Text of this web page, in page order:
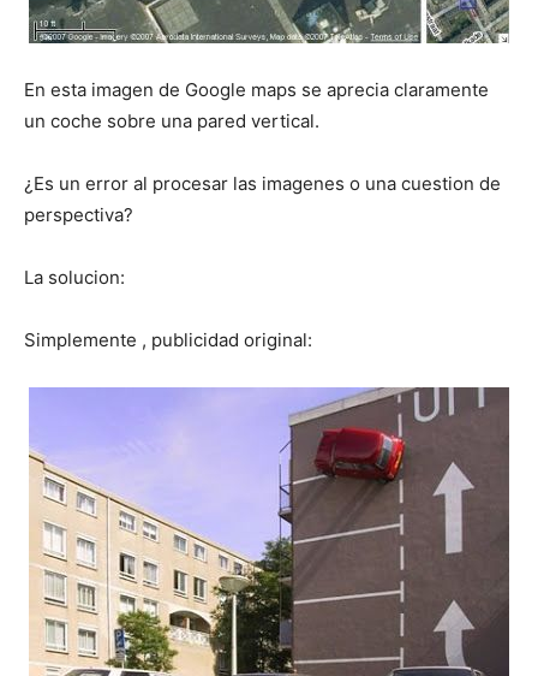
En esta imagen de Google maps se aprecia claramente
un coche sobre una pared vertical.
¿Es un error al procesar las imagenes o una cuestion de
perspectiva?
La solucion:
Simplemente , publicidad original: